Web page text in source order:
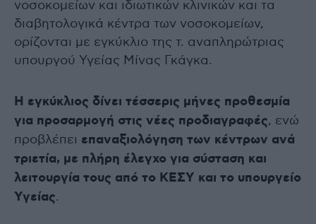
νοσοκομείων και ιδιωτικών κλινικών και τα
διαβητολογικά κέντρα των νοσοκομείων,
ορίζονται με εγκύκλιο της τ. αναπληρώτριας
υπουργού Υγείας Μίνας Γκάγκα.
Η εγκύκλιος δίνει τέσσερις μήνες προθεσμία
για προσαρμογή στις νέες προδιαγραφές, ενώ
προβλέπει επαναξιολόγηση των κέντρων ανά
τριετία, με πλήρη έλεγχο για σύσταση και
λειτουργία τους από το ΚΕΣΥ και το υπουργείο
Υγείας.